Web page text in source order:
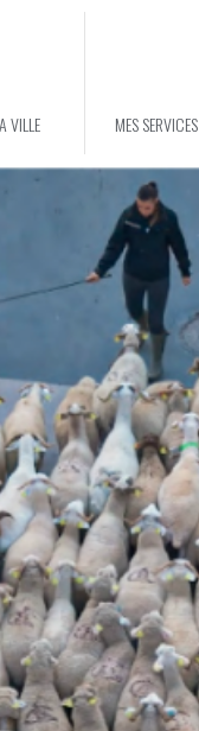
VILLE MES SERVICES